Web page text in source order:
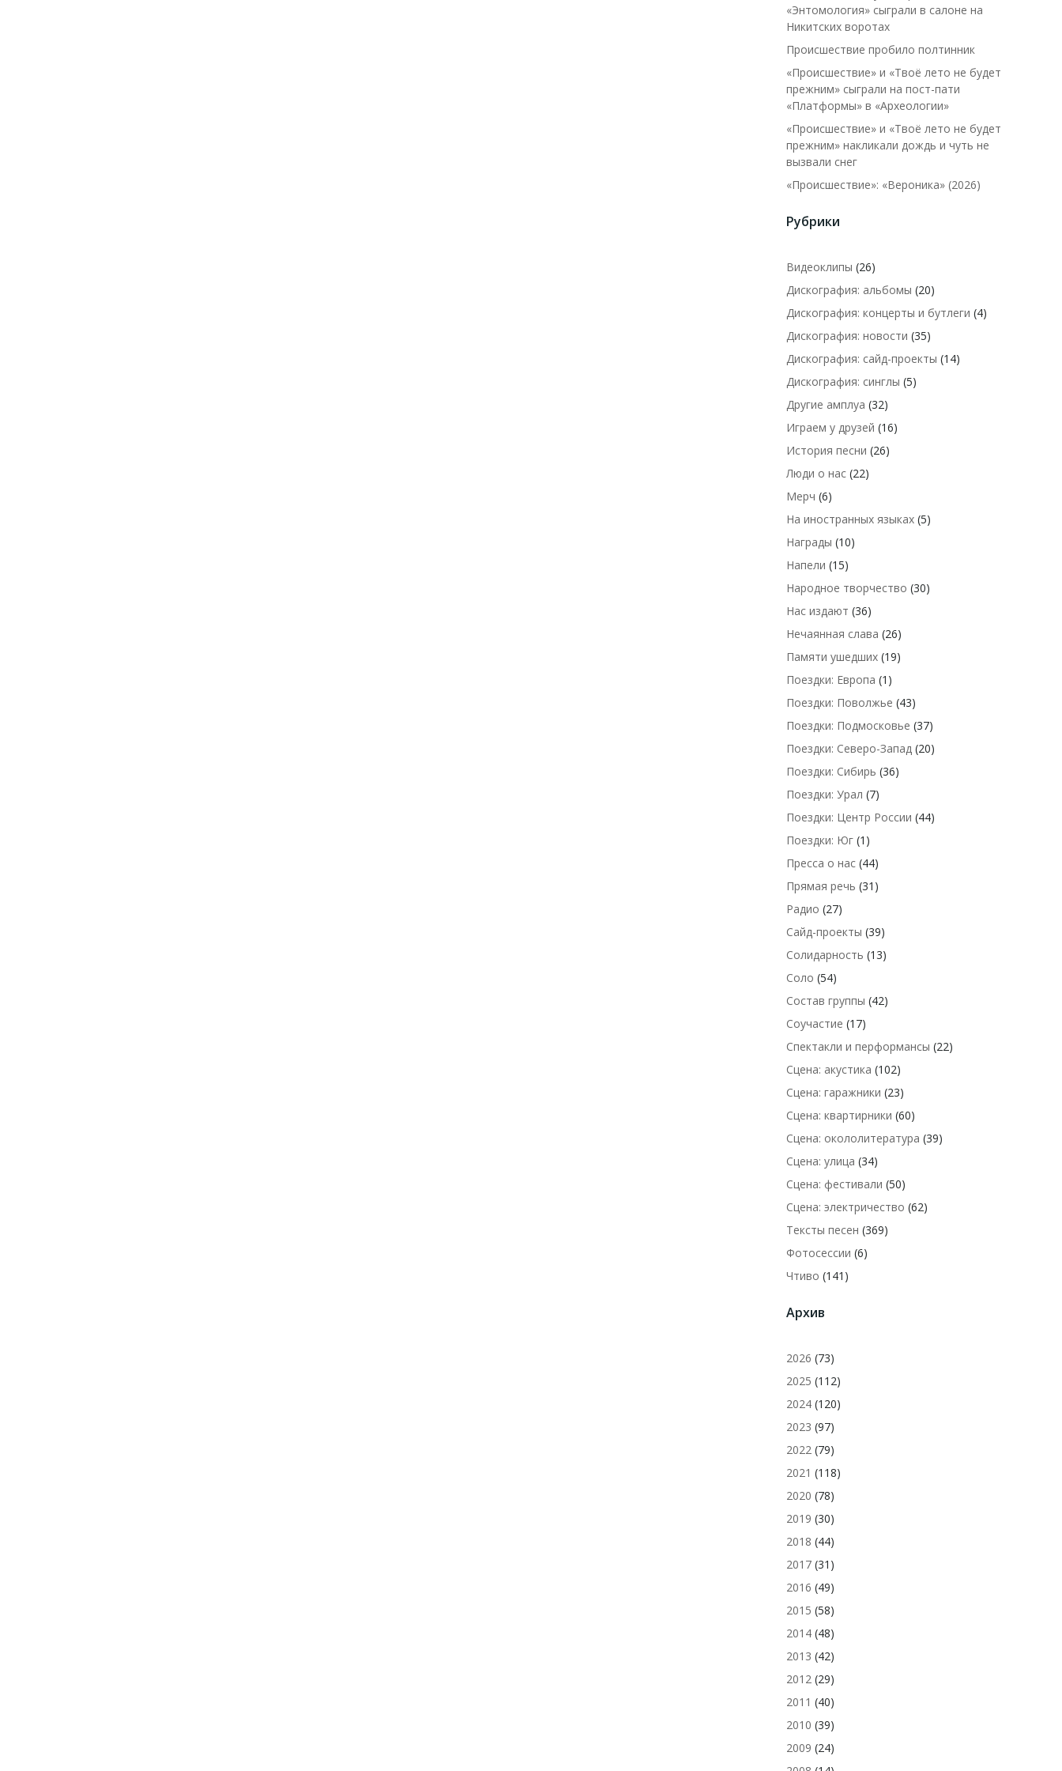
«Энтомология» сыграли в салоне на
Никитских воротах
Происшествие пробило полтинник
«Происшествие» и «Твоё лето не будет
прежним» сыграли на пост-пати
«Платформы» в «Археологии»
«Происшествие» и «Твоё лето не будет
прежним» накликали дождь и чуть не
вызвали снег
«Происшествие»: «Вероника» (2026)
Рубрики
Видеоклипы (26)
Дискография: альбомы (20)
Дискография: концерты и бутлеги (4)
Дискография: новости (35)
Дискография: сайд-проекты (14)
Дискография: синглы (5)
Другие амплуа (32)
Играем у друзей (16)
История песни (26)
Люди о нас (22)
Мерч (6)
На иностранных языках (5)
Награды (10)
Напели (15)
Народное творчество (30)
Нас издают (36)
Нечаянная слава (26)
Памяти ушедших (19)
Поездки: Европа (1)
Поездки: Поволжье (43)
Поездки: Подмосковье (37)
Поездки: Северо-Запад (20)
Поездки: Сибирь (36)
Поездки: Урал (7)
Поездки: Центр России (44)
Поездки: Юг (1)
Пресса о нас (44)
Прямая речь (31)
Радио (27)
Сайд-проекты (39)
Солидарность (13)
Соло (54)
Состав группы (42)
Соучастие (17)
Спектакли и перформансы (22)
Сцена: акустика (102)
Сцена: гаражники (23)
Сцена: квартирники (60)
Сцена: окололитература (39)
Сцена: улица (34)
Сцена: фестивали (50)
Сцена: электричество (62)
Тексты песен (369)
Фотосессии (6)
Чтиво (141)
Архив
2026 (73)
2025 (112)
2024 (120)
2023 (97)
2022 (79)
2021 (118)
2020 (78)
2019 (30)
2018 (44)
2017 (31)
2016 (49)
2015 (58)
2014 (48)
2013 (42)
2012 (29)
2011 (40)
2010 (39)
2009 (24)